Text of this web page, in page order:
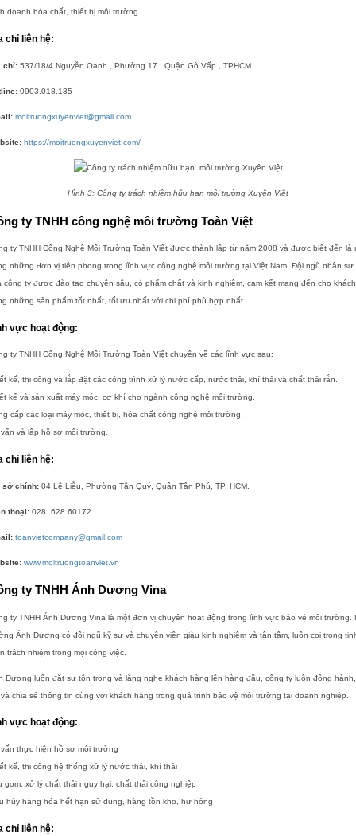
doanh hóa chất, thiết bị môi trường.
chỉ liên hệ:
chỉ: 537/18/4 Nguyễn Oanh , Phường 17 , Quận Gò Vấp , TPHCM
0903.018.135
moitruongxuyenviet@gmail.com
https://moitruongxuyenviet.com/
Hình 3: Công ty trách nhiệm hữu hạn môi trường Xuyên Việt
ty TNHH công nghệ môi trường Toàn Việt
ty TNHH Công Nghệ Môi Trường Toàn Việt được thành lập từ năm 2008 và được biết đến là
những đơn vị tiên phong trong lĩnh vực công nghệ môi trường tại Việt Nam. Đội ngũ nhân sự
công ty được đào tạo chuyên sâu, có phẩm chất và kinh nghiệm, cam kết mang đến cho khách
những sản phẩm tốt nhất, tối ưu nhất với chi phí phù hợp nhất.
vực hoạt động:
ty TNHH Công Nghệ Môi Trường Toàn Việt chuyên về các lĩnh vực sau:
kế, thi công và lắp đặt các công trình xử lý nước cấp, nước thải, khí thải và chất thải rắn.
kế và sản xuất máy móc, cơ khí cho ngành công nghệ môi trường.
cấp các loại máy móc, thiết bị, hóa chất công nghệ môi trường.
và lập hồ sơ môi trường.
chỉ liên hệ:
sở chính: 04 Lê Liễu, Phường Tân Quý, Quận Tân Phú, TP. HCM.
thoại: 028. 628 60172
toanvietcompany@gmail.com
www.moitruongtoanviet.vn
ty TNHH Ánh Dương Vina
ty TNHH Ánh Dương Vina là một đơn vị chuyên hoạt động trong lĩnh vực bảo vệ môi trường.
Ánh Dương có đội ngũ kỹ sư và chuyên viên giàu kinh nghiệm và tận tâm, luôn coi trọng
trách nhiệm trong mọi công việc.
Dương luôn đặt sự tôn trọng và lắng nghe khách hàng lên hàng đầu, công ty luôn đồng
chia sẻ thông tin cùng với khách hàng trong quá trình bảo vệ môi trường tại doanh nghiệp.
vực hoạt động:
thực hiện hồ sơ môi trường
kế, thi công hệ thống xử lý nước thải, khí thải
gom, xử lý chất thải nguy hại, chất thải công nghiệp
hủy hàng hóa hết hạn sử dụng, hàng tồn kho, hư hỏng
chỉ liên hệ: